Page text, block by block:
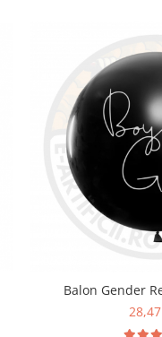
Balon Gender